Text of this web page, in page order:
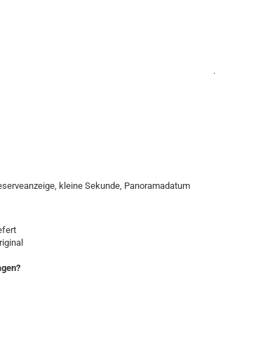
.
kleine Sekunde, Panoramadatum